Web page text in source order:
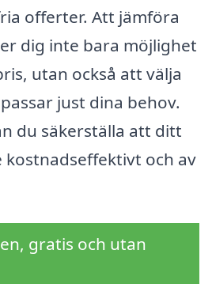
offerter. Att jämföra
dig inte bara möjlighet
utan också att välja
just dina behov.
du säkerställa att ditt
och av
gratis och utan